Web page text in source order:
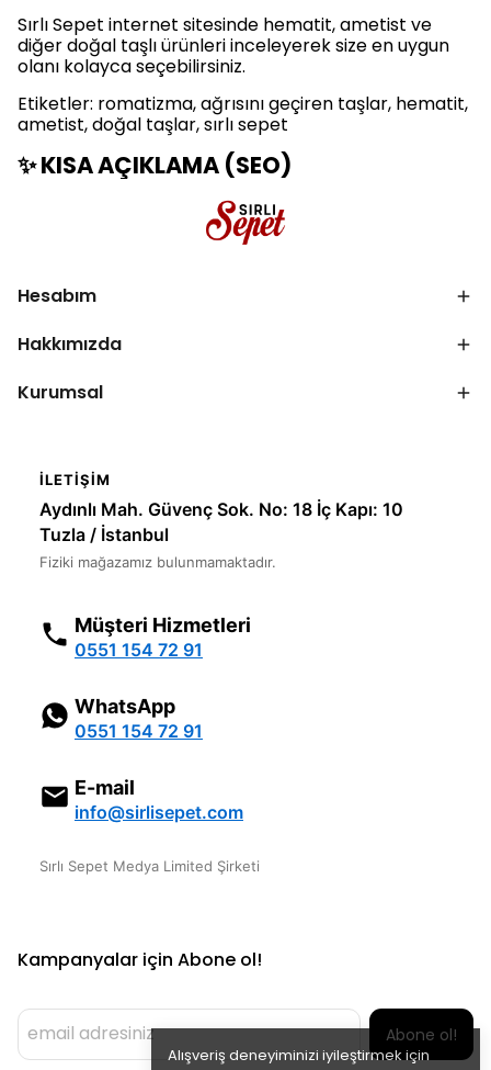
Alışveriş deneyiminizi iyileştirmek için
Sırlı Sepet internet sitesinde hematit, ametist ve
diğer doğal taşlı ürünleri inceleyerek size en uygun
olanı kolayca seçebilirsiniz.
Etiketler: romatizma, ağrısını geçiren taşlar, hematit,
ametist, doğal taşlar, sırlı sepet
✨ KISA AÇIKLAMA (SEO)
Hesabım
Hakkımızda
Kurumsal
İLETIŞIM
Aydınlı Mah. Güvenç Sok. No: 18 İç Kapı: 10
Tuzla / İstanbul
Fiziki mağazamız bulunmamaktadır.
Müşteri Hizmetleri
0551 154 72 91
WhatsApp
0551 154 72 91
E-mail
info@sirlisepet.com
Sırlı Sepet Medya Limited Şirketi
Kampanyalar için Abone ol!
Abone ol!